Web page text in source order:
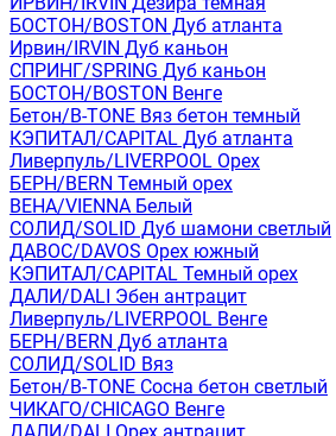
БОСТОН/BOSTON Дуб атланта
Ирвин/IRVIN Дуб каньон
СПРИНГ/SPRING Дуб каньон
БОСТОН/BOSTON Венге
Бетон/B-TONE Вяз бетон темный
КЭПИТАЛ/CAPITAL Дуб атланта
Ливерпуль/LIVERPOOL Орех
БЕРН/BERN Темный орех
ВЕНА/VIENNA Белый
СОЛИД/SOLID Дуб шамони светлый
ДАВОС/DAVOS Орех южный
КЭПИТАЛ/CAPITAL Темный орех
ДАЛИ/DALI Эбен антрацит
Ливерпуль/LIVERPOOL Венге
БЕРН/BERN Дуб атланта
СОЛИД/SOLID Вяз
Бетон/B-TONE Сосна бетон светлый
ЧИКАГО/CHICAGO Венге